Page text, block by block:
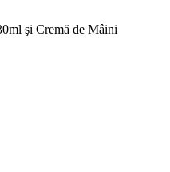
şi Cremă de Mâini